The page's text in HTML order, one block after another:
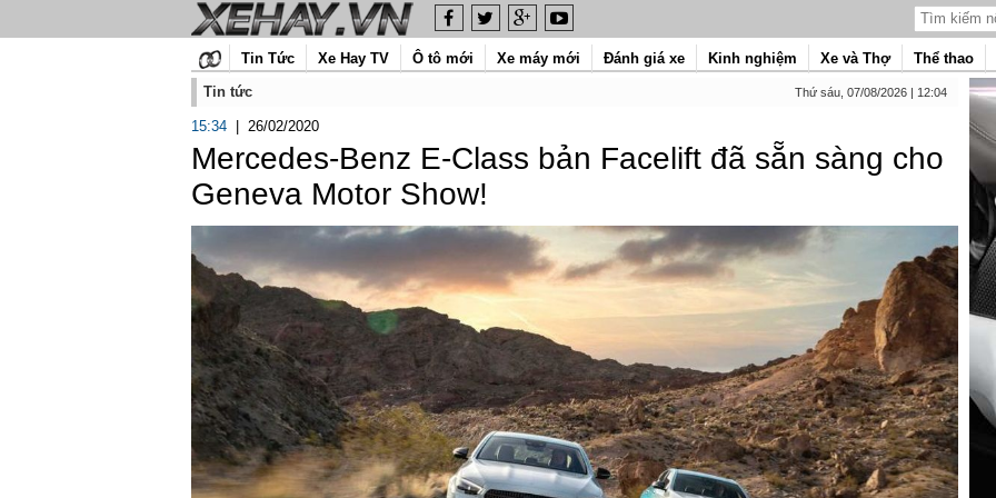
Tin Tức Xe Hay TV Ô tô mới Xe máy mới Đánh giá xe Kinh nghiệm Xe và Thợ Thể thao
Tin tức
Thứ sáu, 07/08/2026 | 12:04
15:34 26/02/2020
Mercedes-Benz E-Class bản Facelift đã sẵn sàng cho
Geneva Motor Show!